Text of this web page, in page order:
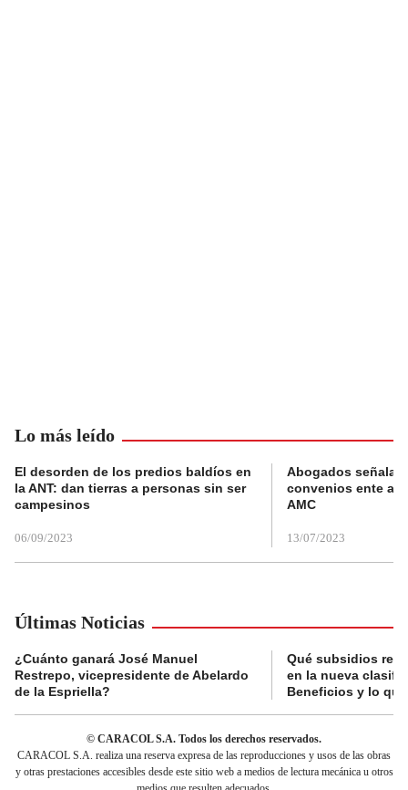
Lo más leído
El desorden de los predios baldíos en
la ANT: dan tierras a personas sin ser
campesinos
06/09/2023
Abogados
convenios ente
AMC
13/07/2023
Últimas Noticias
¿Cuánto ganará José Manuel
Restrepo, vicepresidente de Abelardo
de la Espriella?
Qué subsidios
en la nueva
Beneficios y lo
© CARACOL S.A. Todos los derechos reservados.
CARACOL S.A. realiza una reserva expresa de las reproducciones y usos de las obras
y otras prestaciones accesibles desde este sitio web a medios de lectura mecánica u otros